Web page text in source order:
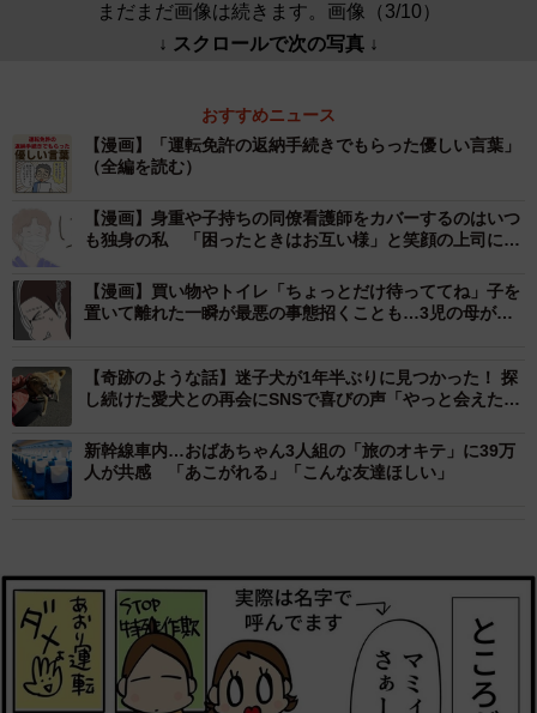
まだまだ画像は続きます。画像（3/10）
↓ スクロールで次の写真 ↓
おすすめニュース
【漫画】「運転免許の返納手続きでもらった優しい言葉」
（全編を読む）
【漫画】身重や子持ちの同僚看護師をカバーするのはいつ
も独身の私 「困ったときはお互い様」と笑顔の上司に心
【漫画】買い物やトイレ「ちょっとだけ待っててね」子を
置いて離れた一瞬が最悪の事態招くことも…3児の母が伝
【奇跡のような話】迷子犬が1年半ぶりに見つかった！ 探
し続けた愛犬との再会にSNSで喜びの声「やっと会えたー
新幹線車内…おばあちゃん3人組の「旅のオキテ」に39万
人が共感 「あこがれる」「こんな友達ほしい」